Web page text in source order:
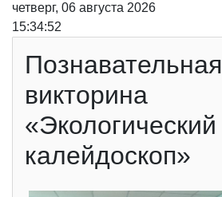
четверг, 06 августа 2026
15:34:52
Познавательная
викторина
«Экологический
калейдоскоп»